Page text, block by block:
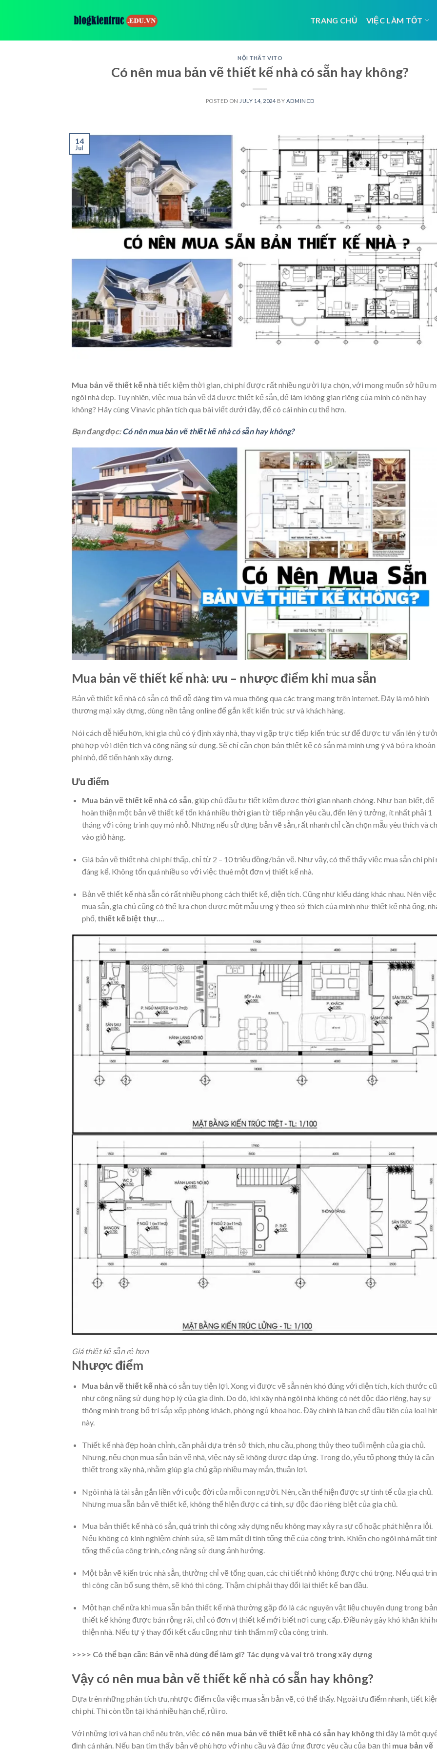
TRANG CHỦ VIỆC LÀM TỐT
NỘI THẤT VITO
Có nên mua bản vẽ thiết kế nhà có sẵn hay không?
POSTED ON JULY 14, 2024 BY ADMINCD
14
Jul
Mua bản vẽ thiết kế nhà tiết kiệm thời gian, chi phí được rất nhiều người lựa chọn, với mong muốn sở hữu
ngôi nhà đẹp. Tuy nhiên, việc mua bản vẽ đã được thiết kế sẵn, để làm không gian riêng của mình có nên hay
không? Hãy cùng Vinavic phân tích qua bài viết dưới đây, để có cái nhìn cụ thể hơn.
Bạn đang đọc:Có nên mua bản vẽ thiết kế nhà có sẵn hay không?
Mua bản vẽ thiết kế nhà: ưu – nhược điểm khi mua sẵn
Bản vẽ thiết kế nhà có sẵn có thể dễ dàng tìm và mua thông qua các trang mạng trên internet. Đây là mô hình
thương mại xây dựng, dùng nền tảng online để gắn kết kiến trúc sư và khách hàng.
Nói cách dễ hiểu hơn, khi gia chủ có ý định xây nhà, thay vì gặp trực tiếp kiến trúc sư để được tư vấn lên ý
phù hợp với diện tích và công năng sử dụng. Sẽ chỉ cần chọn bản thiết kế có sẵn mà mình ưng ý và bỏ ra khoản
phí nhỏ, để tiến hành xây dựng.
Ưu điểm
Mua bản vẽ thiết kế nhà có sẵn, giúp chủ đầu tư tiết kiệm được thời gian nhanh chóng. Như bạn biết, để
hoàn thiện một bản vẽ thiết kế tốn khá nhiều thời gian từ tiếp nhận yêu cầu, đến lên ý tưởng, ít nhất phải 1
tháng với công trình quy mô nhỏ. Nhưng nếu sử dụng bản vẽ sẵn, rất nhanh chỉ cần chọn mẫu yêu thích và
vào giỏ hàng.
Giá bản vẽ thiết nhà chi phí thấp, chỉ từ 2 – 10 triệu đồng/bản vẽ. Như vậy, có thể thấy việc mua sẵn chi phí
đáng kể. Không tốn quá nhiều so với việc thuê một đơn vị thiết kế nhà.
Bản vẽ thiết kế nhà sẵn có rất nhiều phong cách thiết kế, diện tích. Cũng như kiểu dáng khác nhau. Nên việc
mua sẵn, gia chủ cũng có thể lựa chọn được một mẫu ưng ý theo sở thích của mình như thiết kế nhà ống,
phố, thiết kế biệt thự….
Giá thiết kế sẵn rẻ hơn
Nhược điểm
Mua bản vẽ thiết kế nhà có sẵn tuy tiện lợi. Xong vì được vẽ sẵn nên khó đúng với diện tích, kích thước
như công năng sử dụng hợp lý của gia đình. Do đó, khi xây nhà ngôi nhà không có nét độc đáo riêng, hay sự
thông minh trong bố trí sắp xếp phòng khách, phòng ngủ khoa học. Đây chính là hạn chế đầu tiên của loại
này.
Thiết kế nhà đẹp hoàn chỉnh, cần phải dựa trên sở thích, nhu cầu, phong thủy theo tuổi mệnh của gia chủ.
Nhưng, nếu chọn mua sẵn bản vẽ nhà, việc này sẽ không được đáp ứng. Trong đó, yếu tố phong thủy là cần
thiết trong xây nhà, nhằm giúp gia chủ gặp nhiều may mắn, thuận lợi.
Ngôi nhà là tài sản gắn liền với cuộc đời của mỗi con người. Nên, cần thể hiện được sự tinh tế của gia chủ.
Nhưng mua sẵn bản vẽ thiết kế, không thể hiện được cá tính, sự độc đáo riêng biệt của gia chủ.
Mua bản thiết kế nhà có sẵn, quá trình thi công xây dựng nếu không may xảy ra sự cố hoặc phát hiện ra lỗi.
Nếu không có kinh nghiệm chỉnh sửa, sẽ làm mất đi tính tổng thể của công trình. Khiến cho ngôi nhà mất
tổng thể của công trình, công năng sử dụng ảnh hưởng.
Một bản vẽ kiến trúc nhà sẵn, thường chỉ vẽ tổng quan, các chi tiết nhỏ không được chú trọng. Nếu quá
thi công cần bổ sung thêm, sẽ khó thi công. Thậm chí phải thay đổi lại thiết kế ban đầu.
Một hạn chế nữa khi mua sẵn bản thiết kế nhà thường gặp đó là các nguyên vật liệu chuyên dụng trong bản
thiết kế không được bán rộng rãi, chỉ có đơn vị thiết kế mới biết nơi cung cấp. Điều này gây khó khăn khi
thiện nhà. Nếu tự ý thay đổi kết cấu cũng như tính thẩm mỹ của công trình.
>>>> Có thể bạn cần: Bản vẽ nhà dùng để làm gì? Tác dụng và vai trò trong xây dựng
Vậy có nên mua bản vẽ thiết kế nhà có sẵn hay không?
Dựa trên những phân tích ưu, nhược điểm của việc mua sẵn bản vẽ, có thể thấy. Ngoài ưu điểm nhanh, tiết
chi phí. Thì còn tồn tại khá nhiều hạn chế, rủi ro.
Với những lợi và hạn chế nêu trên, việc có nên mua bản vẽ thiết kế nhà có sẵn hay khôngthì đây là một
định cá nhân. Nếu bạn tìm thấy bản vẽ phù hợp với nhu cầu và đáp ứng được yêu cầu của bạn thì mua bản vẽ